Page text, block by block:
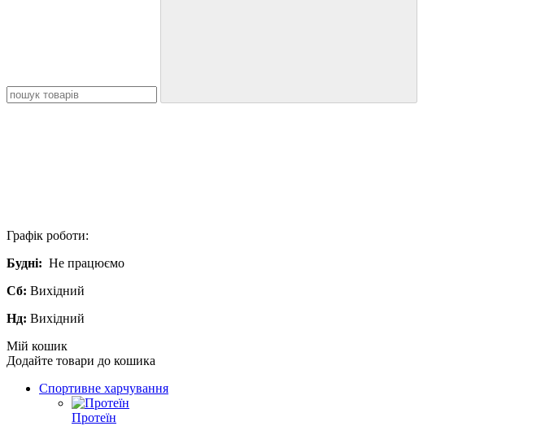
Графік роботи:
Будні: Не працюємо
Сб: Вихідний
Нд: Вихідний
Мій кошик
Додайте товари до кошика
Спортивне харчування
Протеїн